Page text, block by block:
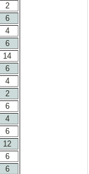
2
6
4
6
14
6
4
2
6
4
6
12
6
6